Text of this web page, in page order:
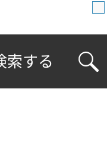
索する